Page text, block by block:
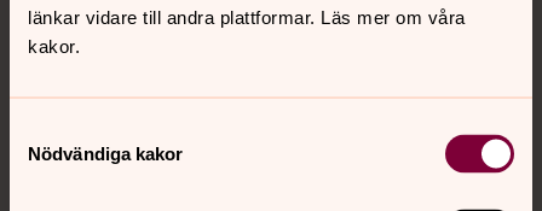
länkar vidare till andra plattformar. Läs mer om våra
kakor.
Nödvändiga kakor
Kalender
Hitta snabbt